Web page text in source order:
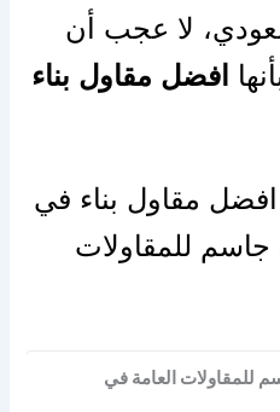
لا عجب أن
افضل مقاول بناء
افضل مقاول بناء في
للمقاولات
للمقاولات العامة في